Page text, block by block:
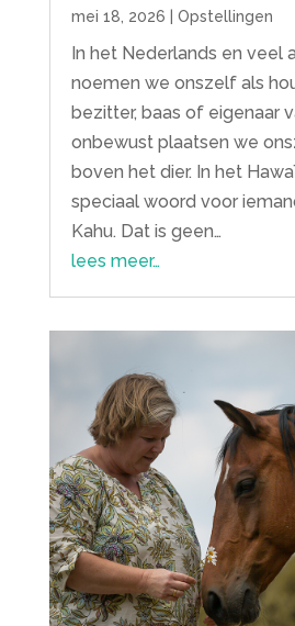
mei 18, 2026 Opstellingen
In het Nederlands en veel
noemen we onszelf als
bezitter, baas of eigenaar
onbewust plaatsen we
boven het dier. In het
speciaal woord voor
Kahu. Dat is geen…
lees meer…